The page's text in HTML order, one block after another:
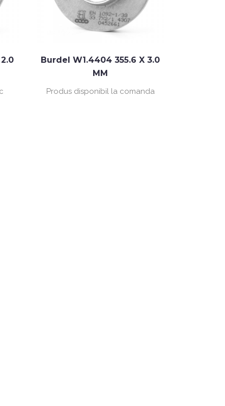
Burdel W1.4404 355.6 X 3.0
MM
Produs disponibil la comanda